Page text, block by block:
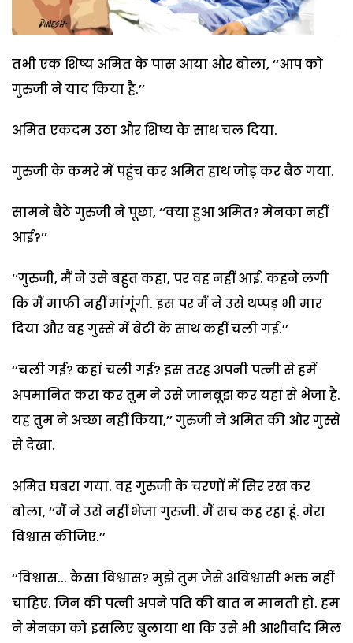
तभी एक शिष्य अमित के पास आया और बोला, ‘‘आप को
गुरुजी ने याद किया है.’’
अमित एकदम उठा और शिष्य के साथ चल दिया.
गुरुजी के कमरे में पहुंच कर अमित हाथ जोड़ कर बैठ गया.
सामने बैठे गुरुजी ने पूछा, ‘‘क्या हुआ अमित? मेनका नहीं
आई?’’
‘‘गुरुजी, मैं ने उसे बहुत कहा, पर वह नहीं आई. कहने लगी
कि मैं माफी नहीं मांगूंगी. इस पर मैं ने उसे थप्पड़ भी मार
दिया और वह गुस्से में बेटी के साथ कहीं चली गई.’’
‘‘चली गई? कहां चली गई? इस तरह अपनी पत्नी से हमें
अपमानित करा कर तुम ने उसे जानबूझ कर यहां से भेजा है.
यह तुम ने अच्छा नहीं किया,’’ गुरुजी ने अमित की ओर गुस्से
से देखा.
अमित घबरा गया. वह गुरुजी के चरणों में सिर रख कर
बोला, ‘‘मैं ने उसे नहीं भेजा गुरुजी. मैं सच कह रहा हूं. मेरा
विश्वास कीजिए.’’
‘‘विश्वास... कैसा विश्वास? मुझे तुम जैसे अविश्वासी भक्त नहीं
चाहिए. जिन की पत्नी अपने पति की बात न मानती हो. हम
ने मेनका को इसलिए बुलाया था कि उसे भी आशीर्वाद मिल